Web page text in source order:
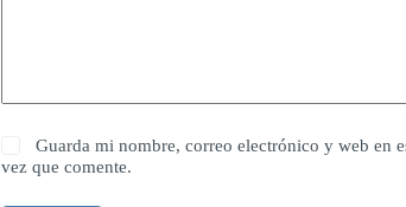
Guarda mi nombre, correo electrónico y web en
vez que comente.